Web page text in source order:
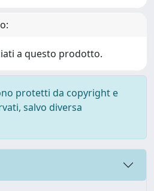
a questo prodotto.
protetti da copyright e
salvo diversa